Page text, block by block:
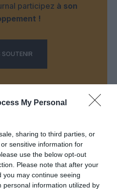
My Personal
sharing to third parties, or
sensitive information for
use the below opt-out
Please note that after your
may continue seeing
personal information utilized by
participez à son
!
SOUTENIR
l’Espagne et l’Italie : des